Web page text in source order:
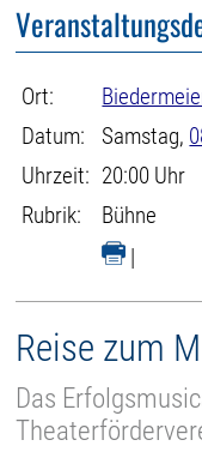
Ort:
Datum:
Samstag,
Uhrzeit: 20:00 Uhr
Rubrik:
Bühne
|
Reise zum
Das